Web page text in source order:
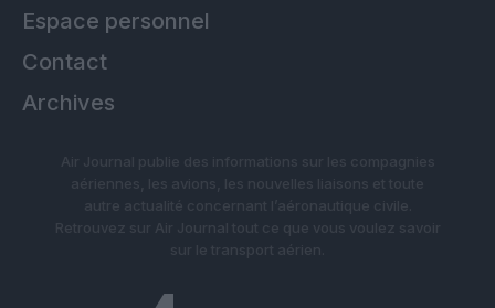
Espace personnel
Contact
Archives